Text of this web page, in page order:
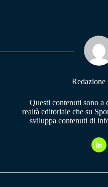
pp m
Questi contenuti sono
realtà editoriale che su
sviluppa contenuti di